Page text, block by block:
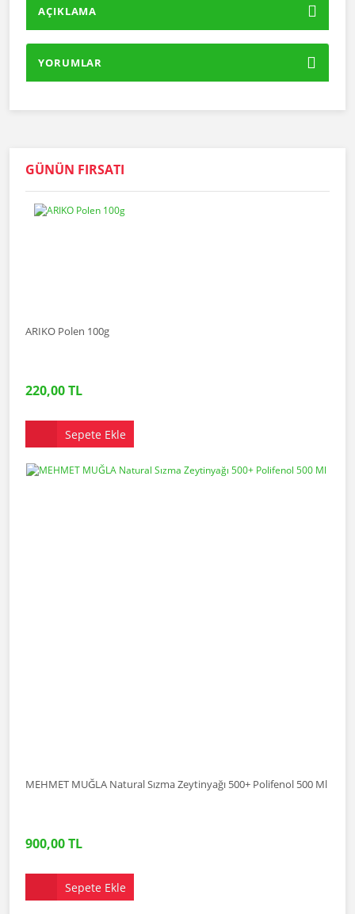
GÜNÜN FIRSATI
ARIKO Polen 100g
220,00 TL
Sepete Ekle
MEHMET MUĞLA Natural Sızma Zeytinyağı 500+ Polifenol 500 Ml
900,00 TL
Sepete Ekle
AÇIKLAMA
YORUMLAR